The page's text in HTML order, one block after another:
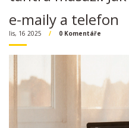
e-maily a telefon
lis, 16 2025 0 Komentáře